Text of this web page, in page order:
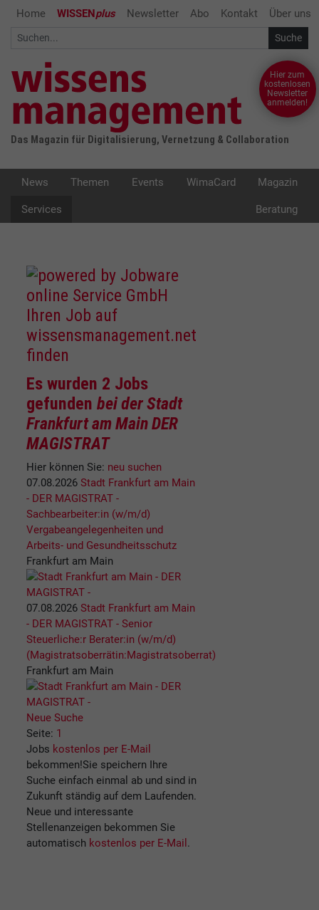
Home WISSENplus Newsletter Abo Kontakt Über uns
Das Magazin für Digitalisierung, Vernetzung & Collaboration
Hier zum
kostenlosen
Newsletter
anmelden!
News Themen Events WimaCard Magazin
Services Beratung
Ihren Job auf
wissensmanagement.net
finden
Es wurden 2 Jobs
gefunden bei der Stadt
Frankfurt am Main DER
MAGISTRAT
Hier können Sie: neu suchen
07.08.2026 Stadt Frankfurt am Main
- DER MAGISTRAT -
Sachbearbeiter:in (w/m/d)
Vergabeangelegenheiten und
Arbeits- und Gesundheitsschutz
Frankfurt am Main
07.08.2026 Stadt Frankfurt am Main
- DER MAGISTRAT - Senior
Steuerliche:r Berater:in (w/m/d)
(Magistratsoberrätin:Magistratsoberrat)
Frankfurt am Main
Neue Suche
Seite: 1
Jobs kostenlos per E-Mail
bekommen!Sie speichern Ihre
Suche einfach einmal ab und sind in
Zukunft ständig auf dem Laufenden.
Neue und interessante
Stellenanzeigen bekommen Sie
automatisch kostenlos per E-Mail .